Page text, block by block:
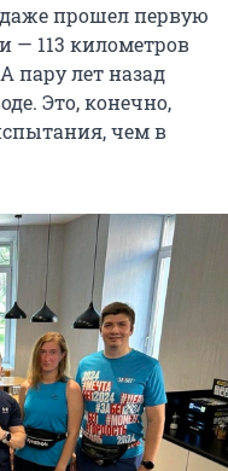
прошел первую
— 113 километров
пару лет назад
Это, конечно,
чем в